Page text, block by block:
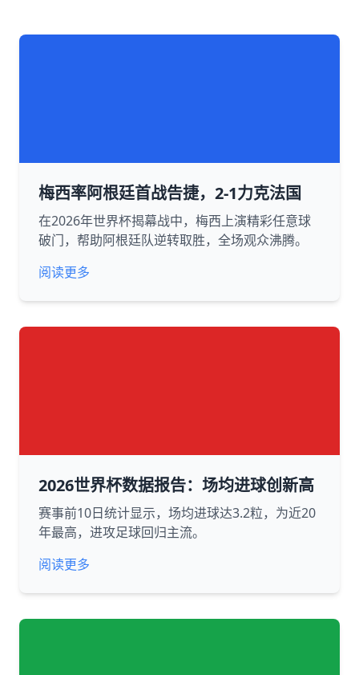
梅西率阿根廷首战告捷，2-1力克法国
在2026年世界杯揭幕战中，梅西上演精彩任意球
破门，帮助阿根廷队逆转取胜，全场观众沸腾。
阅读更多
2026世界杯数据报告：场均进球创新高
赛事前10日统计显示，场均进球达3.2粒，为近20
年最高，进攻足球回归主流。
阅读更多